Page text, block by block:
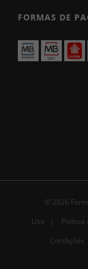
FORMAS DE
© 2026
Uso | Política